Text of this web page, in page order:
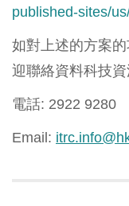
published-sites/
如對上述的方案
迎聯絡資料科技
電話: 2922 9280
Email: